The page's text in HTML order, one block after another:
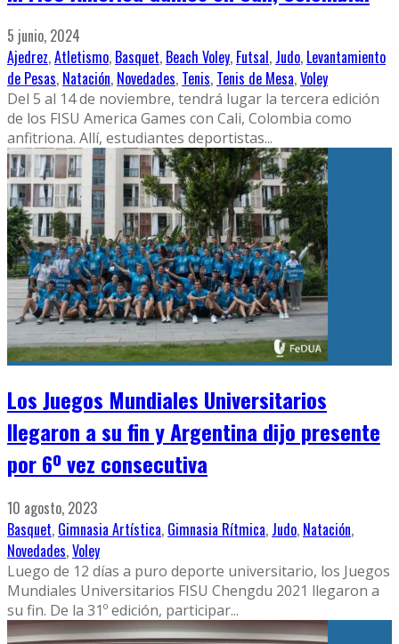
5 junio, 2024
Ajedrez,Atletismo, Basquet, Beach Voley, Futsal, Judo, Levantamiento
de Pesas, Natación, Novedades, Tenis, Tenis de Mesa,Voley
Del 5 al 14 de noviembre, tendrá lugar la tercera edición
de los FISU America Games con Cali, Colombia como
anfitriona. Allí, estudiantes deportistas...
Los Juegos Mundiales Universitarios
llegaron a su fin y Argentina dijo presente
por 6º vez consecutiva
10 agosto, 2023
Basquet, Gimnasia Artística, Gimnasia Rítmica, Judo, Natación,
Novedades,Voley
Luego de 12 días a puro deporte universitario, los Juegos
Mundiales Universitarios FISU Chengdu 2021 llegaron a
su fin. De la 31º edición, participar...